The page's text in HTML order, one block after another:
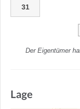
31
Der Eigentümer
Lage